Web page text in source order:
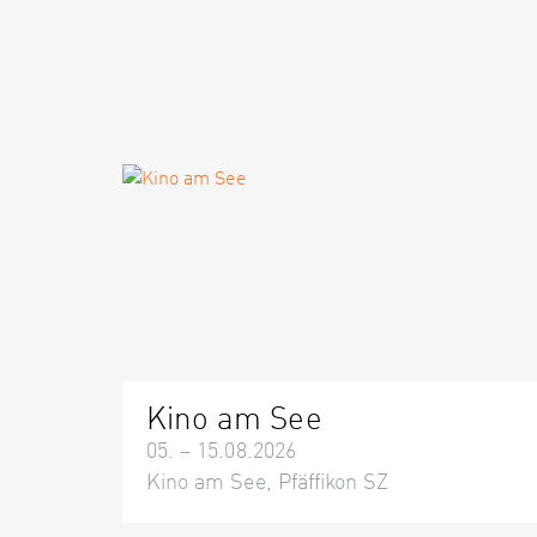
Kino am See
05. – 15.08.2026
Kino am See, Pfäffikon SZ